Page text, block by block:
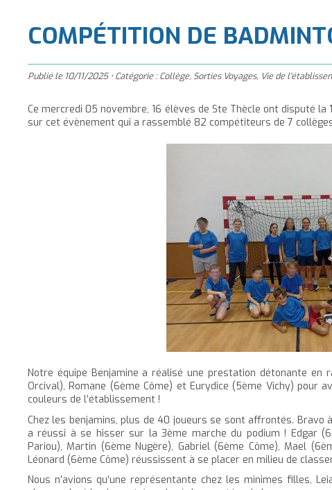
COMPÉTITION DE
Publié le 10/11/2025 • Catégorie :Collège, Sorties Voyages, Vie de
Ce mercredi 05 novembre, 16 élèves de Ste Thècle ont disputé la
sur cet évènement qui a rassemblé 82 compétiteurs de 7
Notre équipe Benjamine a réalisé une prestation détonante
Orcival), Romane (6ème Côme) et Eurydice (5ème Vichy)
couleurs de l’établissement !
Chez les benjamins, plus de 40 joueurs se sont affrontés. Bravo
a réussi à se hisser sur la 3ème marche du podium ! Edgar
Pariou), Martin (6ème Nugère), Gabriel (6ème Côme), Mael
Léonard (6ème Côme) réussissent à se placer en milieu de
Nous n’avions qu’une représentante chez les minimes filles,